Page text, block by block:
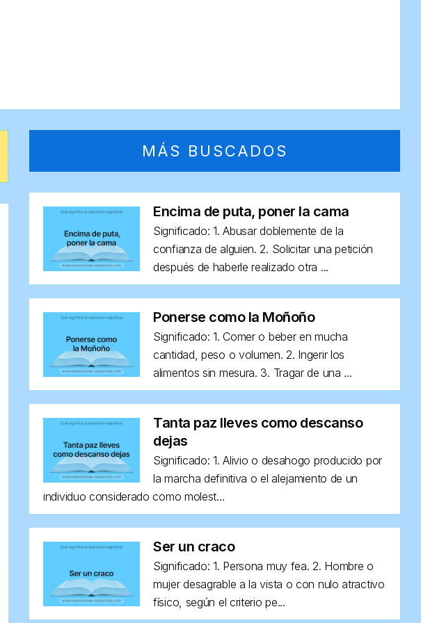
MÁS BUSCADOS
Encima de puta, poner la cama
Significado: 1. Abusar doblemente de la
confianza de alguien. 2. Solicitar una petición
después de haberle realizado otra ...
Ponerse como la Moñoño
Significado: 1. Comer o beber en mucha
cantidad, peso o volumen. 2. Ingerir los
alimentos sin mesura. 3. Tragar de una ...
Tanta paz lleves como descanso
dejas
Significado: 1. Alivio o desahogo producido por
la marcha definitiva o el alejamiento de un
individuo considerado como molest...
Ser un craco
Significado: 1. Persona muy fea. 2. Hombre o
mujer desagrable a la vista o con nulo atractivo
físico, según el criterio pe...